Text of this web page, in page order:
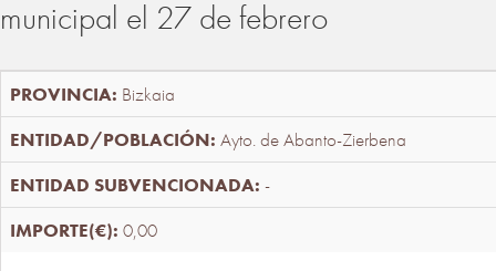
municipal el 27 de febrero
Bizkaia
Ayto. de Abanto-Zierbena
-
0,00